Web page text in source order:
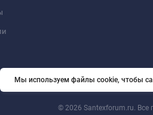
© 2026 Santexforum.ru.
Мы используем файлы cookie, чтобы